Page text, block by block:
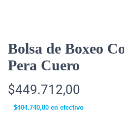
Bolsa de Boxeo
Pera Cuero
$449.712,00
$404.740,80 en efectivo